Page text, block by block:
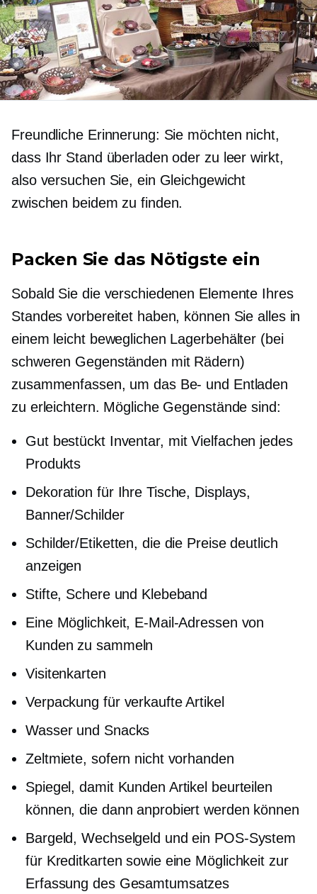
Freundliche Erinnerung: Sie möchten nicht,
dass Ihr Stand überladen oder zu leer wirkt,
also versuchen Sie, ein Gleichgewicht
zwischen beidem zu finden.
Packen Sie das Nötigste ein
Sobald Sie die verschiedenen Elemente Ihres
Standes vorbereitet haben, können Sie alles in
einem leicht beweglichen Lagerbehälter (bei
schweren Gegenständen mit Rädern)
zusammenfassen, um das Be- und Entladen
zu erleichtern. Mögliche Gegenstände sind:
Gut bestücktInventar, mit Vielfachen jedes
Produkts
Dekoration für Ihre Tische, Displays,
Banner/Schilder
Schilder/Etiketten, die die Preise deutlich
anzeigen
Stifte, Schere und Klebeband
Eine Möglichkeit, E-Mail-Adressen von
Kunden zu sammeln
Visitenkarten
Verpackung für verkaufte Artikel
Wasser und Snacks
Zeltmiete, sofern nicht vorhanden
Spiegel, damit Kunden Artikel beurteilen
können, die dann anprobiert werden können
Bargeld, Wechselgeld und ein POS-System
für Kreditkarten sowie eine Möglichkeit zur
Erfassung des Gesamtumsatzes